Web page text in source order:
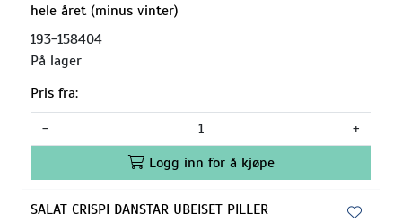
hele året (minus vinter)
193-158404
På lager
Pris fra:
-
+
Logg inn for å kjøpe
SALAT CRISPI DANSTAR UBEISET PILLER